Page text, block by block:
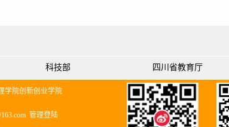
科技部 四川省教育厅
学院创新创业学院
管理登陆